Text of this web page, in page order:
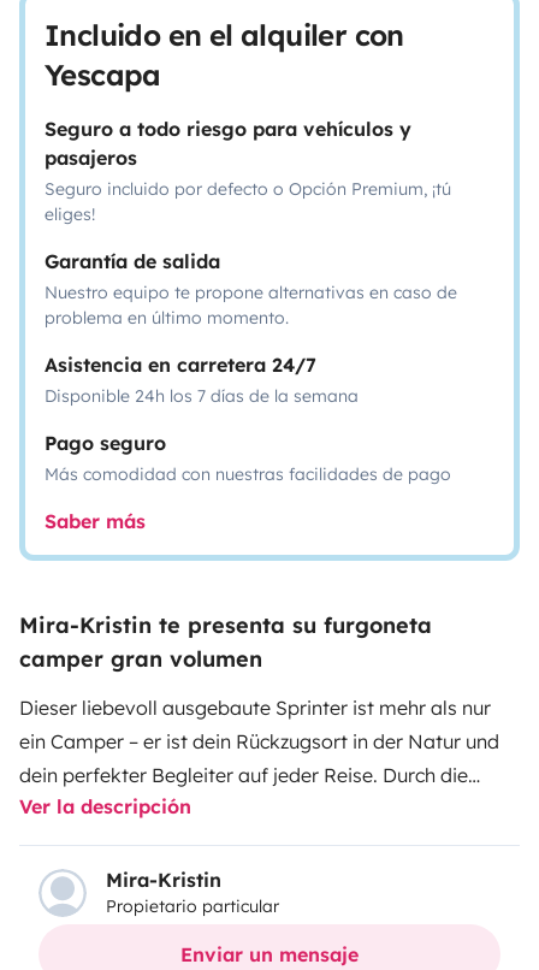
Incluido en el alquiler con
Yescapa
Seguro a todo riesgo para vehículos y
pasajeros
Seguro incluido por defecto o Opción Premium, ¡tú
eliges!
Garantía de salida
Nuestro equipo te propone alternativas en caso de
problema en último momento.
Asistencia en carretera 24/7
Disponible 24h los 7 días de la semana
Pago seguro
Más comodidad con nuestras facilidades de pago
Saber más
Mira-Kristin te presenta su furgoneta
camper gran volumen
Dieser liebevoll ausgebaute Sprinter ist mehr als nur
ein Camper – er ist dein Rückzugsort in der Natur und
dein perfekter Begleiter auf jeder Reise. Durch die
angenehme Stehhöhe und das komfortable feste Bett
kannst du dich vom ersten Moment an entspannen.
Kein tägliches Umbauen, kein Stress – einfach
ankommen und genießen.
Dank Solaranlage und großzügigem Frischwassertank
Ver la descripción
Mira-Kristin
Propietario particular
Enviar un mensaje